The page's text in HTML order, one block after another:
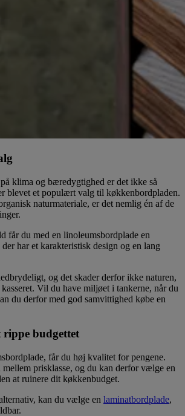
klima og bæredygtighed er det ikke så
blevet et populært valg til køkkenbordpladen.
naturmateriale, er det nemlig én af de
får du med en linoleumsbordplade en
har et karakteristisk design og en lang
og det skader derfor ikke naturen,
Vil du have miljøet i tankerne, når du
du derfor med god samvittighed købe en
budgettet
får du høj kvalitet for pengene.
prisklasse, og du kan derfor vælge en
at ruinere dit køkkenbudget.
kan du vælge en laminatbordplade,